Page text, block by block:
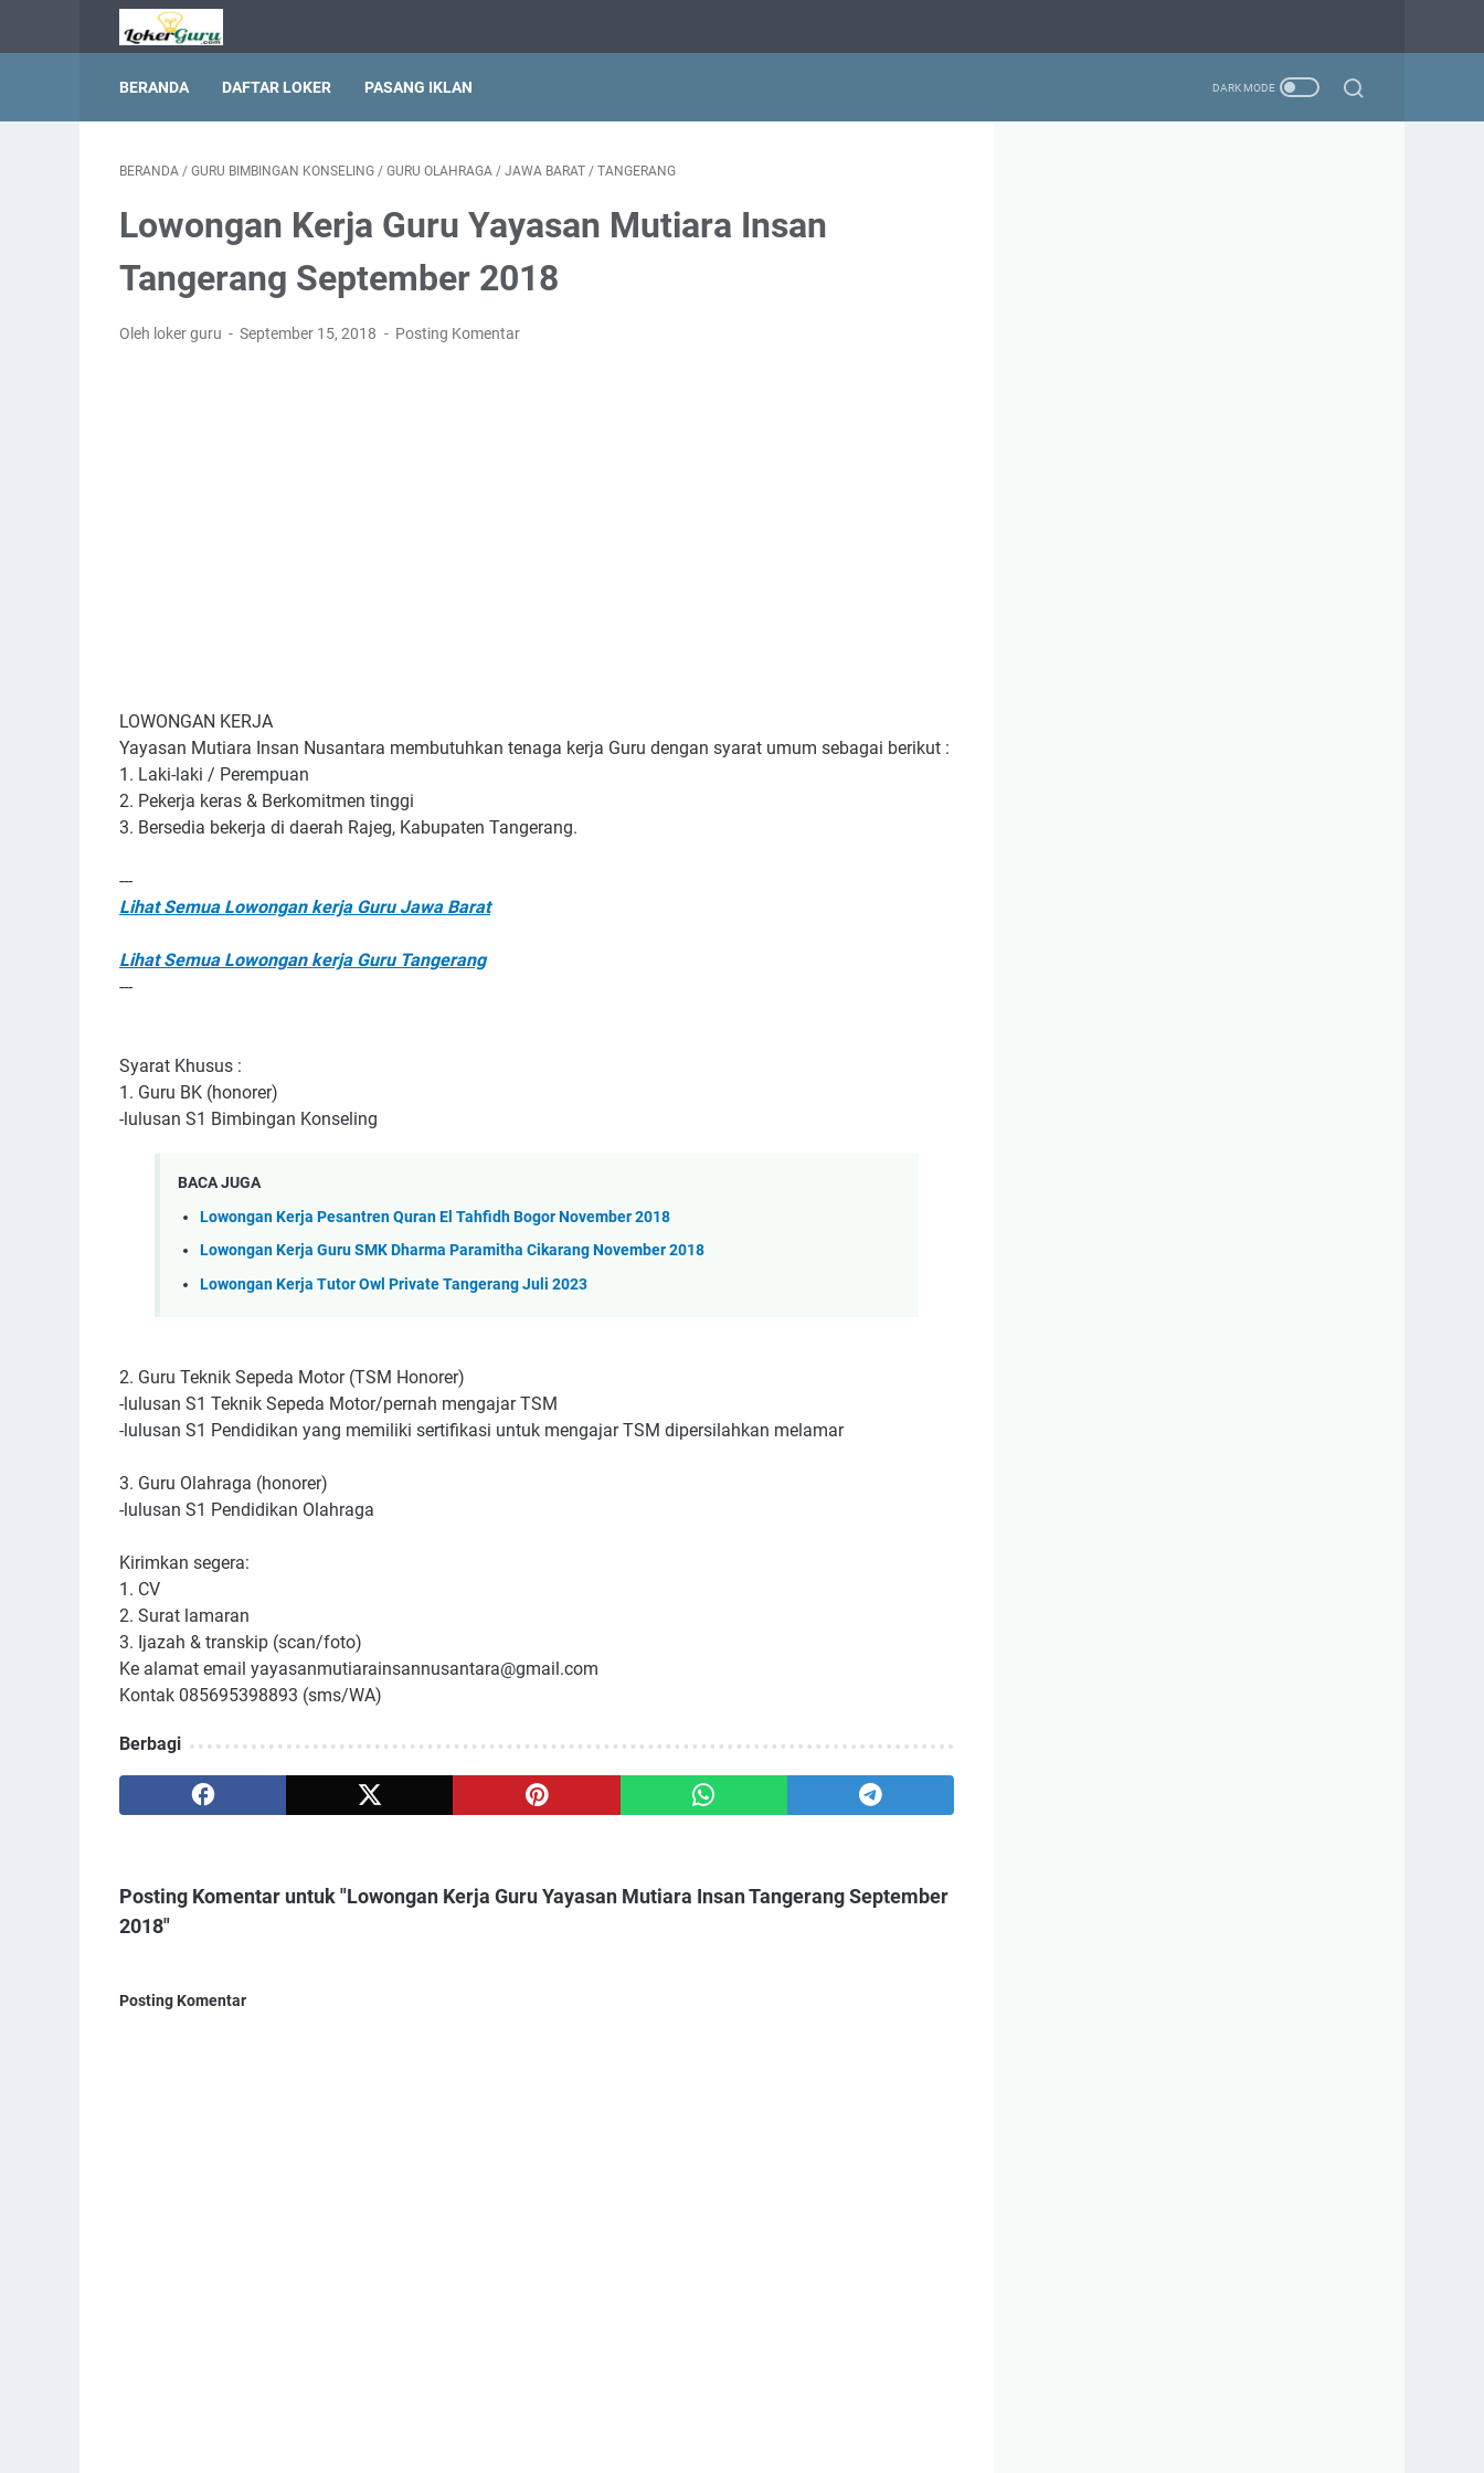
BERANDA DAFTAR LOKER PASANG IKLAN
BERANDA / GURU BIMBINGAN KONSELING / GURU OLAHRAGA / JAWA BARAT / TANGERANG
Lowongan Kerja Guru Yayasan Mutiara Insan
Tangerang September 2018
Oleh loker guru September 15, 2018 Posting Komentar
LOWONGAN KERJA
Yayasan Mutiara Insan Nusantara membutuhkan tenaga kerja Guru dengan syarat umum sebagai berikut :
1. Laki-laki / Perempuan
2. Pekerja keras & Berkomitmen tinggi
3. Bersedia bekerja di daerah Rajeg, Kabupaten Tangerang.
---
Lihat Semua Lowongan kerja Guru Jawa Barat
Lihat Semua Lowongan kerja Guru Tangerang
---
Syarat Khusus :
1. Guru BK (honorer)
-lulusan S1 Bimbingan Konseling
BACA JUGA
Lowongan Kerja Pesantren Quran El Tahfidh Bogor November 2018
Lowongan Kerja Guru SMK Dharma Paramitha Cikarang November 2018
Lowongan Kerja Tutor Owl Private Tangerang Juli 2023
2. Guru Teknik Sepeda Motor (TSM Honorer)
-lulusan S1 Teknik Sepeda Motor/pernah mengajar TSM
-lulusan S1 Pendidikan yang memiliki sertifikasi untuk mengajar TSM dipersilahkan melamar
3. Guru Olahraga (honorer)
-lulusan S1 Pendidikan Olahraga
Kirimkan segera:
1. CV
2. Surat lamaran
3. Ijazah & transkip (scan/foto)
Ke alamat email yayasanmutiarainsannusantara@gmail.com
Kontak 085695398893 (sms/WA)
Berbagi
Posting Komentar untuk "Lowongan Kerja Guru Yayasan Mutiara Insan Tangerang September
2018"
Posting Komentar